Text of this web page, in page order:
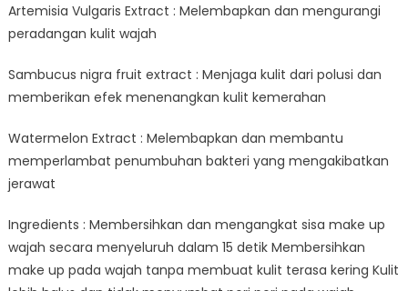
Artemisia Vulgaris Extract : Melembapkan dan mengurangi
peradangan kulit wajah
Sambucus nigra fruit extract : Menjaga kulit dari polusi dan
memberikan efek menenangkan kulit kemerahan
Watermelon Extract : Melembapkan dan membantu
memperlambat penumbuhan bakteri yang mengakibatkan
jerawat
Ingredients : Membersihkan dan mengangkat sisa make up
wajah secara menyeluruh dalam 15 detik Membersihkan
make up pada wajah tanpa membuat kulit terasa kering Kulit